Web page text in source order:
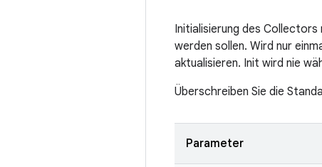
Initialisierung des
werden sollen. Wird nur
aktualisieren. Init wird nie
Überschreiben Sie die
Parameter